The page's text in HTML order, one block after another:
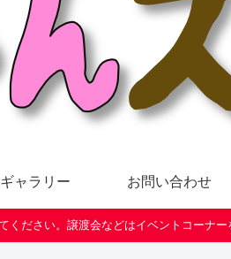
ャラリー お問い合わせ
ださい。譲渡会などはイベントコーナー